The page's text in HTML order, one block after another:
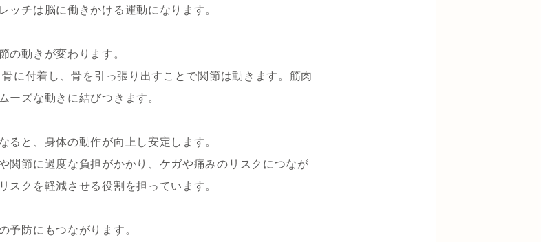
ッチは脳に働きかける運動になります。
動きが変わります。
骨に付着し、骨を引っ張り出すことで関節は動きます。筋肉
ズな動きに結びつきます。
と、身体の動作が向上し安定します。
関節に過度な負担がかかり、ケガや痛みのリスクにつなが
スクを軽減させる役割を担っています。
防にもつながります。